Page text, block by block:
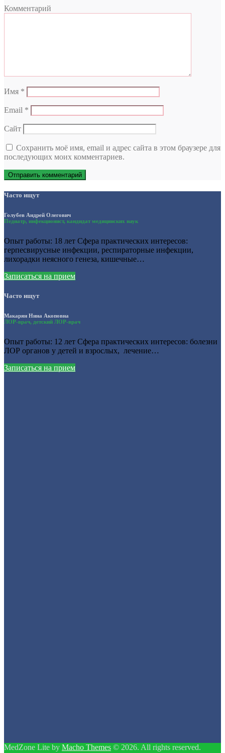
Комментарий
Имя *
Email *
Сайт
Сохранить моё имя, email и адрес сайта в этом браузере для
последующих моих комментариев.
Часто ищут
Голубев Андрей Олегович
Педиатр, инфекционист, кандидат медицинских наук
Опыт работы: 18 лет Сфера практических интересов:
герпесвирусные инфекции, респираторные инфекции,
лихорадки неясного генеза, кишечные…
Записаться на прием
Часто ищут
Макарян Нина Акоповна
ЛОР-врач, детский ЛОР-врач
Опыт работы: 12 лет Сфера практических интересов: болезни
ЛОР органов у детей и взрослых, лечение…
Записаться на прием
MedZone Lite by Macho Themes © 2026. All rights reserved.